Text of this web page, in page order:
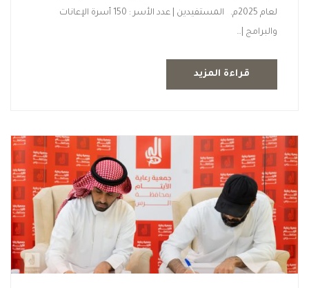
لعام 2025م. المستفيدين | عدد الأسر : 150 أسرة­­­­ الإعانات
والبرامج |…
قراءة المزيد